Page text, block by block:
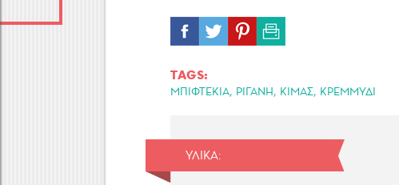
TAGS:
ΜΠΙΦΤΕΚΙΑ, ΡΙΓΑΝΗ, ΚΙΜΑΣ, ΚΡΕΜΜΥΔΙ
ΥΛΙΚΆ: